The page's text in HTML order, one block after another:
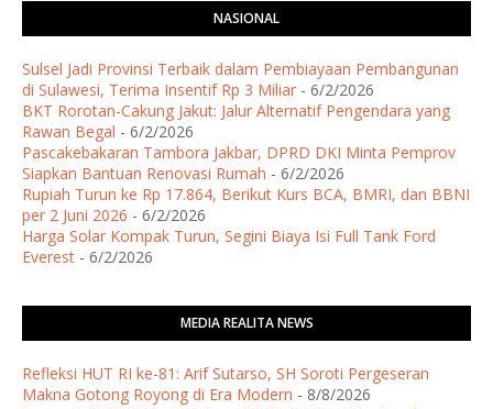
NASIONAL
Sulsel Jadi Provinsi Terbaik dalam Pembiayaan Pembangunan
di Sulawesi, Terima Insentif Rp 3 Miliar - 6/2/2026
BKT Rorotan-Cakung Jakut: Jalur Alternatif Pengendara yang
Rawan Begal - 6/2/2026
Pascakebakaran Tambora Jakbar, DPRD DKI Minta Pemprov
Siapkan Bantuan Renovasi Rumah - 6/2/2026
Rupiah Turun ke Rp 17.864, Berikut Kurs BCA, BMRI, dan BBNI
per 2 Juni 2026 - 6/2/2026
Harga Solar Kompak Turun, Segini Biaya Isi Full Tank Ford
Everest - 6/2/2026
MEDIA REALITA NEWS
Refleksi HUT RI ke-81: Arif Sutarso, SH Soroti Pergeseran
Makna Gotong Royong di Era Modern - 8/8/2026